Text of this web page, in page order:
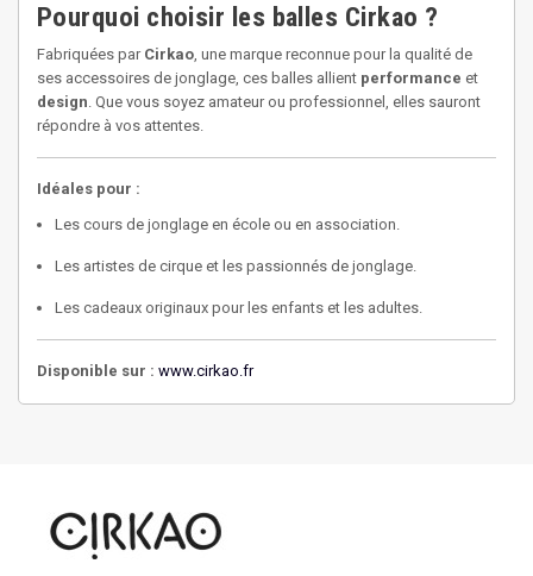
Pourquoi choisir les balles Cirkao ?
Fabriquées par Cirkao, une marque reconnue pour la qualité de
ses accessoires de jonglage, ces balles allient performance et
design. Que vous soyez amateur ou professionnel, elles sauront
répondre à vos attentes.
Idéales pour :
Les cours de jonglage en école ou en association.
Les artistes de cirque et les passionnés de jonglage.
Les cadeaux originaux pour les enfants et les adultes.
Disponible sur : www.cirkao.fr